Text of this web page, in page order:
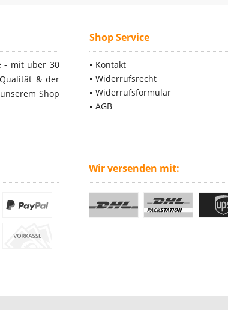
- mit über 30
& der
Shop
Shop Service
Kontakt
Widerrufsrecht
Widerrufsformular
AGB
Wir versenden mit: